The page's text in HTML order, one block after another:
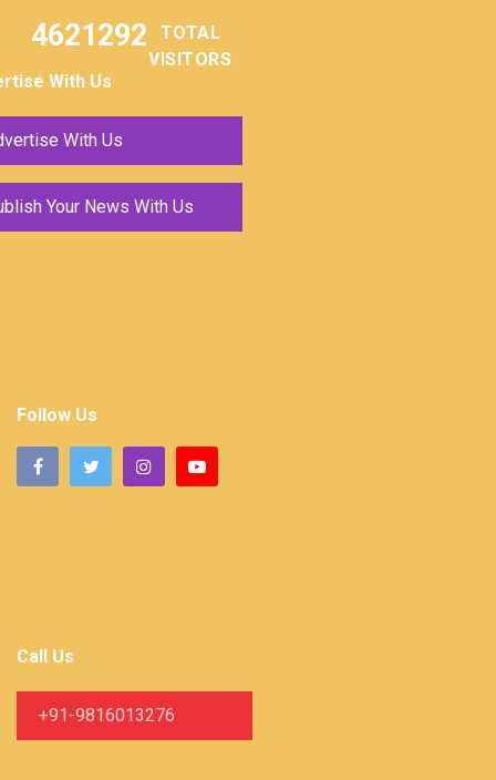
4621292
TOTAL
VISITORS
With Us
With Us
Your News With Us
Follow Us
Call Us
+91-9816013276